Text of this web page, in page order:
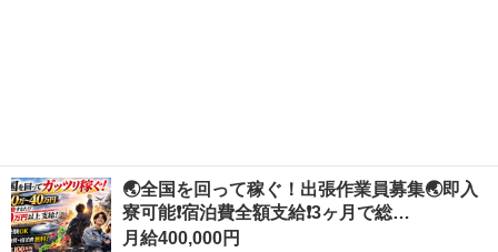
🌏全国を回って稼ぐ！出張作業員募集🌏即入
寮可能❗️宿泊費全額支給❗️3ヶ月で総…
月給400,000円